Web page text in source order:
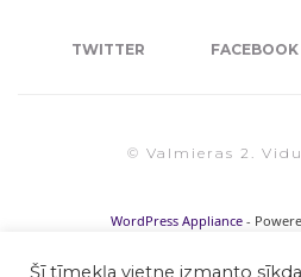
TWITTER FACEBOOK
© Valmieras 2.
Šī tīmekļa vietne izmanto
WordPress Appliance -